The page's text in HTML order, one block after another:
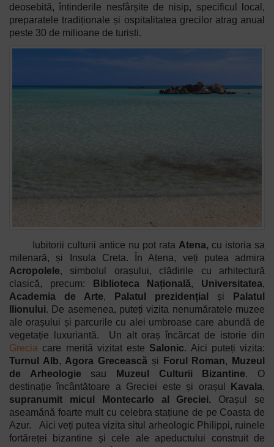
deosebită, întinderile nesfârșite de nisip, specificul local,
preparatele tradiționale și ospitalitatea grecilor atrag anual
peste 30 de milioane de turiști.
Iubitorii culturii antice nu pot rata Atena, cu istoria sa
milenară, și Insula Creta. În Atena, veți putea admira
Acropolele, simbolul orașului, clădirile cu arhitectură
clasică, precum:
Biblioteca Națională, Universitatea,
Academia de Arte, Palatul prezidențial și
Palatul
Ilionului. De asemenea, puteți vizita nenumăratele muzee
ale orașului și parcurile cu alei umbroase care abundă de
vegetație luxuriantă. Un alt oraș încărcat de istorie din
Grecia care merită vizitat este Salonic. Aici puteți vizita:
Turnul Alb, Agora Grecească și Forul Roman,
Muzeul
de Arheologie sau Muzeul Culturii Bizantine. O
destinație încântătoare a Greciei este și orașul
Kavala,
supranumit micul Montecarlo al Greciei. Orașul se
aseamănă foarte mult cu celebra stațiune de pe Coasta de
Azur. Aici veți putea vizita situl arheologic Philippi, ruinele
fortăreței bizantine și cele ale apeductului construit de